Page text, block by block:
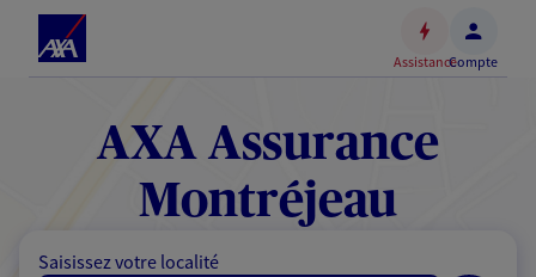
Accéder
contenu
principal
Accéder
au
de
AssistanceCompte
AXA Assurance
Montréjeau
Saisissez votre localité